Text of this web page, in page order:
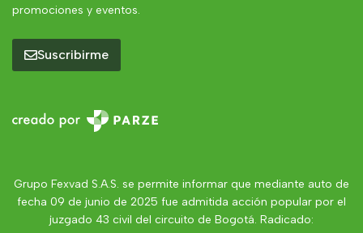
promociones y eventos.
Suscribirme
Grupo Fexvad S.A.S. se permite informar que mediante auto de
fecha 09 de junio de 2025 fue admitida acción popular por el
juzgado 43 civil del circuito de Bogotá. Radicado: